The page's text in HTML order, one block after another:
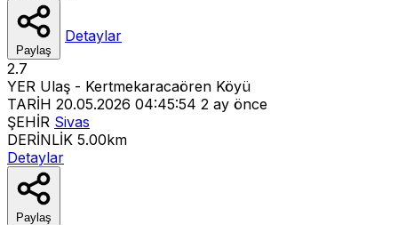
Paylaş
Detaylar
2.7
YER Ulaş - Kertmekaracaören Köyü
TARİH 20.05.2026 04:45:54 2 ay önce
ŞEHİR Sivas
DERİNLİK 5.00km
Detaylar
Paylaş